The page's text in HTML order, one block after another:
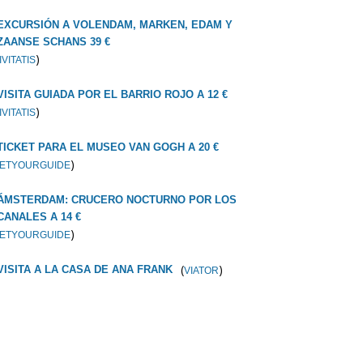
A VOLENDAM, MARKEN, EDAM Y
SCHANS 39 €
)
GUIADA POR EL BARRIO ROJO A 12 €
)
PARA EL MUSEO VAN GOGH A 20 €
)
CRUCERO NOCTURNO POR LOS
A 14 €
)
A LA CASA DE ANA FRANK (VIATOR)